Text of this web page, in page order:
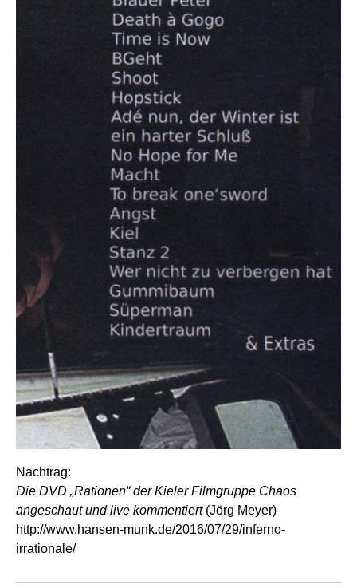
Nachtrag:
Die DVD „Rationen“ der Kieler Filmgruppe Chaos
angeschaut und live kommentiert(Jörg Meyer)
http://www.hansen-munk.de/2016/07/29/inferno-
irrationale/